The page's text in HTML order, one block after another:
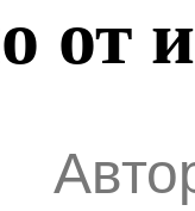
от